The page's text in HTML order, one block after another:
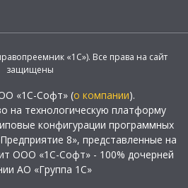
«1С»). Все права на сайт
защищены
«1С-Софт» (о компании).
на технологическую платформу
конфигурации программных
8», представленные на
ООО «1С-Софт» - 100% дочерней
АО «Группа 1С»